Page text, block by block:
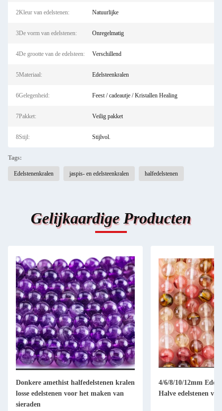
2Kleur van edelstenen: Natuurlijke
3De vorm van edelstenen: Onregelmatig
4De grootte van de edelsteen: Verschillend
5Materiaal: Edelsteenkralen
6Gelegenheid: Feest / cadeautje / Kristallen Healing
7Pakket: Veilig pakket
8Stijl: Stijlvol.
Tags:
Edelstenenkralen jaspis- en edelsteenkralen halfedelstenen
Gelijkaardige Producten
Donkere amethist halfedelstenen kralen
losse edelstenen voor het maken van
sieraden
4/6/8/10/12mm
Halve edelstenen